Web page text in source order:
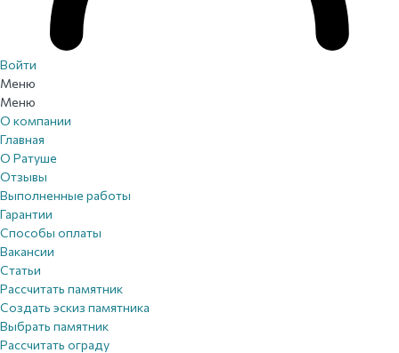
Войти
Меню
Меню
О компании
Главная
О Ратуше
Отзывы
Выполненные работы
Гарантии
Способы оплаты
Вакансии
Статьи
Рассчитать памятник
Создать эскиз памятника
Выбрать памятник
Рассчитать ограду